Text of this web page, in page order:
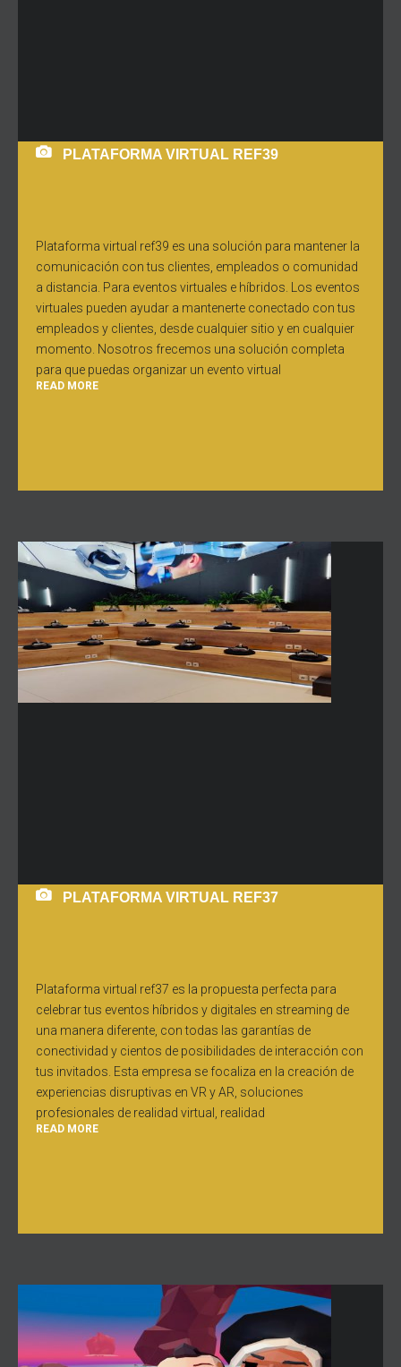
PLATAFORMA VIRTUAL REF39
Plataforma virtual ref39 es una solución para mantener la
comunicación con tus clientes, empleados o comunidad
a distancia. Para eventos virtuales e híbridos. Los eventos
virtuales pueden ayudar a mantenerte conectado con tus
empleados y clientes, desde cualquier sitio y en cualquier
momento. Nosotros frecemos una solución completa
para que puedas organizar un evento virtual
READ MORE
PLATAFORMA VIRTUAL REF37
Plataforma virtual ref37 es la propuesta perfecta para
celebrar tus eventos híbridos y digitales en streaming de
una manera diferente, con todas las garantías de
conectividad y cientos de posibilidades de interacción con
tus invitados. Esta empresa se focaliza en la creación de
experiencias disruptivas en VR y AR, soluciones
profesionales de realidad virtual, realidad
READ MORE